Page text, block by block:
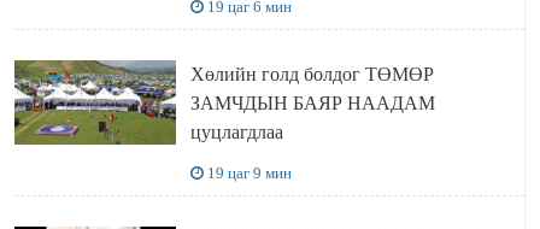
19 цаг 6 мин
Хөлийн голд болдог ТӨМӨР
ЗАМЧДЫН БАЯР НААДАМ
цуцлагдлаа
19 цаг 9 мин